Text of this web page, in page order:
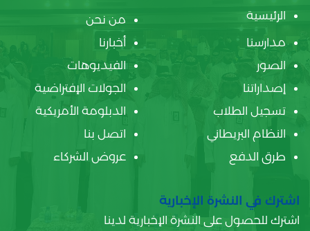
الرئيسية
من نحن
مدارسنا
أخبارنا
الصور
الفيديوهات
إصداراتنا
الجولات الإفتراضية
تسجيل الطلاب
الدبلومة الأمريكية
النظام البريطاني
اتصل بنا
طرق الدفع
عروض الشركاء
اشترك في النشرة الإخبارية
اشترك للحصول على النشرة الإخبارية لدينا